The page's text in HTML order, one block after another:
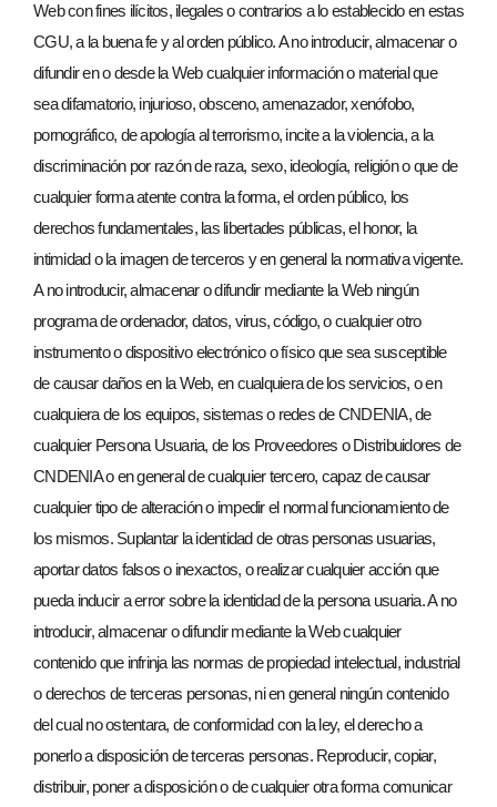
Web con fines ilícitos, ilegales o contrarios a lo establecido en estas
CGU, a la buena fe y al orden público. A no introducir, almacenar o
difundir en o desde la Web cualquier información o material que
sea difamatorio, injurioso, obsceno, amenazador, xenófobo,
pornográfico, de apología al terrorismo, incite a la violencia, a la
discriminación por razón de raza, sexo, ideología, religión o que de
cualquier forma atente contra la forma, el orden público, los
derechos fundamentales, las libertades públicas, el honor, la
intimidad o la imagen de terceros y en general la normativa vigente.
A no introducir, almacenar o difundir mediante la Web ningún
programa de ordenador, datos, virus, código, o cualquier otro
instrumento o dispositivo electrónico o físico que sea susceptible
de causar daños en la Web, en cualquiera de los servicios, o en
cualquiera de los equipos, sistemas o redes de CNDENIA, de
cualquier Persona Usuaria, de los Proveedores o Distribuidores de
CNDENIA o en general de cualquier tercero, capaz de causar
cualquier tipo de alteración o impedir el normal funcionamiento de
los mismos. Suplantar la identidad de otras personas usuarias,
aportar datos falsos o inexactos, o realizar cualquier acción que
pueda inducir a error sobre la identidad de la persona usuaria. A no
introducir, almacenar o difundir mediante la Web cualquier
contenido que infrinja las normas de propiedad intelectual, industrial
o derechos de terceras personas, ni en general ningún contenido
del cual no ostentara, de conformidad con la ley, el derecho a
ponerlo a disposición de terceras personas. Reproducir, copiar,
distribuir, poner a disposición o de cualquier otra forma comunicar